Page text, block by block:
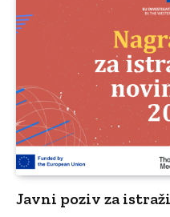
Javni poziv za